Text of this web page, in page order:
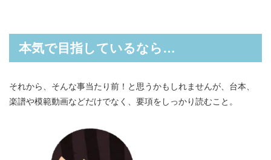
本気で目指しているなら…
それから、そんな事当たり前！と思うかもしれませんが、台本、
楽譜や模範動画などだけでなく、要項をしっかり読むこと。